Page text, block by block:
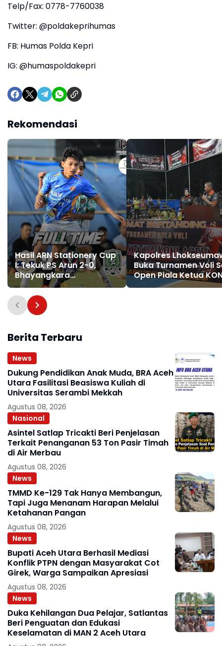
Telp/Fax: 0778-7760038
Twitter: @poldakeprihumas
FB: Humas Polda Kepri
IG: @humaspoldakepri
Rekomendasi
Hasil ARN Stationery Cup
I: Tekuk PS Arun 2-0,
Bhayangkara
Melenggang ke Semifinal
Kapolres
Buka Turnamen Voli
Open Piala Ketua
Aceh 2026, Perkuat
Berita Terbaru
News
Dukung Pendidikan Anak Muda, BRA Aceh
Utara Fasilitasi Beasiswa Kuliah di
Universitas Serambi Mekkah
Agustus 08, 2026
Nasional
Asintel Satlap Tricakti Beri Penjelasan
Terkait Penanganan 53 Ton Pasir Timah
di Air Merbau
Agustus 08, 2026
News
TMMD Ke-129 Tak Hanya Membangun,
Tapi Juga Menanam Harapan Melalui
Ketahanan Pangan
Agustus 08, 2026
News
Bupati Aceh Utara Berhasil Mediasi
Konflik PTPN dengan Masyarakat Cot
Girek, Warga Sampaikan Apresiasi
Agustus 08, 2026
News
Duka Kehilangan Dua Pelajar, Satlantas
Beri Penguatan dan Edukasi
Keselamatan di MAN 2 Aceh Utara